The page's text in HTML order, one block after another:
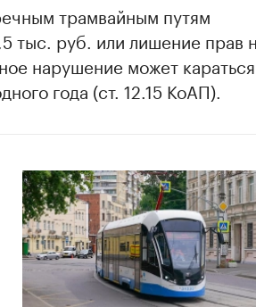
трамвайным путям
тыс. руб. или лишение прав
нарушение может караться
года (ст. 12.15 КоАП).